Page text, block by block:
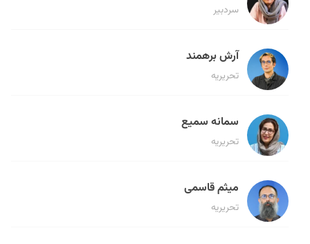
سردبیر
آرش برهمند
تحریریه
سمانه سمیع
تحریریه
میثم قاسمی
تحریریه